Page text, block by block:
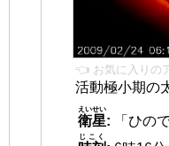
👈 お気に入りの
活動極小期の
衛星
えいせい
:
「ひので
じこく